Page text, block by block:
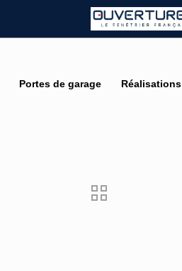
Portes de garage Réalisations